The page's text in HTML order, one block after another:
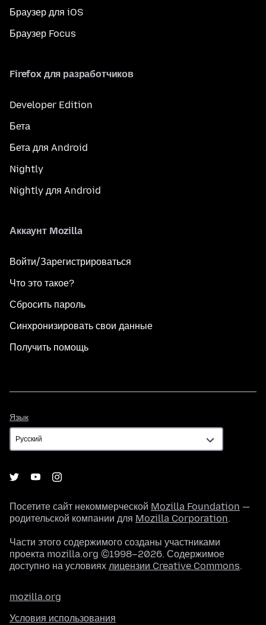
Браузер для iOS
Браузер Focus
Firefox для разработчиков
Developer Edition
Бета
Бета для Android
Nightly
Nightly для Android
Аккаунт Mozilla
Войти/Зарегистрироваться
Что это такое?
Сбросить пароль
Синхронизировать свои данные
Получить помощь
Язык
Посетите сайт некоммерческой Mozilla Foundation —
родительской компании для Mozilla Corporation.
Части этого содержимого созданы участниками
проекта mozilla.org ©1998–2026. Содержимое
доступно на условиях лицензии Creative Commons.
mozilla.org
Условия использования